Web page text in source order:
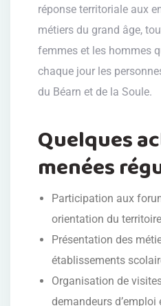
réponse territoriale aux
métiers du grand âge,
femmes et les hommes
chaque jour les
du Béarn et de la Soule.
Quelques
menées
Participation aux
orientation du
Présentation des
établissements
Organisation de
demandeurs d’emploi